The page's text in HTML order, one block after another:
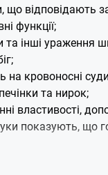
відповідають
функції;
інші ураження
на кровоносні
та нирок;
властивості,
показують, що
готу